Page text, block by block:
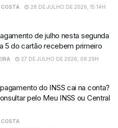
28 DE JULHO DE 2026, 15:14H
de julho nesta segunda
5 do cartão recebem primeiro
27 DE JULHO DE 2026, 08:29H
do INSS cai na conta?
pelo Meu INSS ou Central